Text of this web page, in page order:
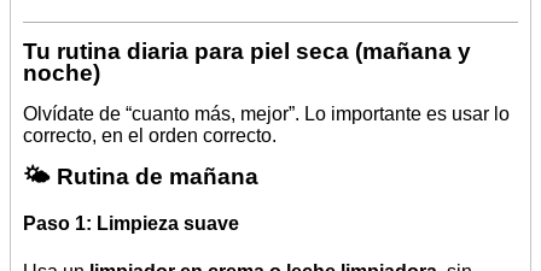
Tu rutina diaria para piel seca (mañana y
noche)
Olvídate de “cuanto más, mejor”. Lo importante es usar lo
correcto, en el orden correcto.
🌤 Rutina de mañana
Paso 1: Limpieza suave